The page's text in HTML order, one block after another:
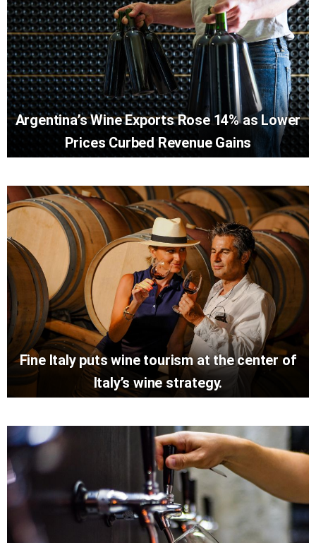
Argentina’s Wine Exports Rose 14% as Lower
Prices Curbed Revenue Gains
Fine Italy puts wine tourism at the center of
Italy’s wine strategy.